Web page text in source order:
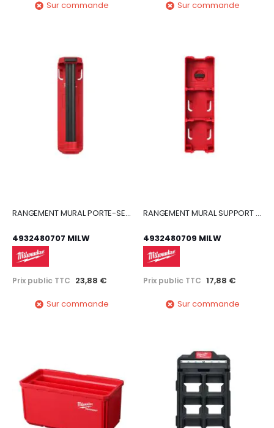
Sur commande Sur commande
RANGEMENT MURAL PORTE-SERVIETTE EN PAPIER PACKOUT
4932480707 MILW
Prix public TTC 23,88 €
Sur commande
RANGEMENT MURAL SUPPORT DE BATTERIE PACKOUT
4932480709 MILW
Prix public TTC 17,88 €
Sur commande